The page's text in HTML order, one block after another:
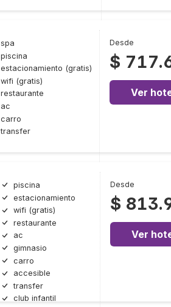
spa
piscina
estacionamiento (gratis)
wifi (gratis)
restaurante
ac
carro
transfer
Desde
$
Ver
piscina
estacionamiento
wifi (gratis)
restaurante
ac
gimnasio
carro
accesible
transfer
club infantil
Desde
$
Ver